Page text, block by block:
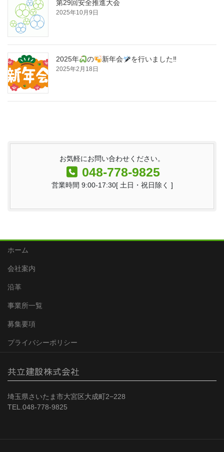
第29回安全推進大会
2025年10月9日
2025年 の 新年会 を行いました‼
2025年2月18日
お気軽にお問い合わせください。
048-778-9825
営業時間 9:00-17:30[ 土日・祝日除く ]
ホーム
会社案内
沿革
事業所一覧
募集要項
プライバシーポリシー
共立建設株式会社
埼玉県さいたま市大宮区大成町2−228
TEL.048-778-9825